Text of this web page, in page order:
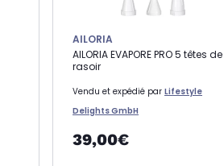
AILORIA
AILORIA EVAPORE PRO 5 têtes de
rasoir
Vendu et expédié par Lifestyle
Delights GmbH
39,00€